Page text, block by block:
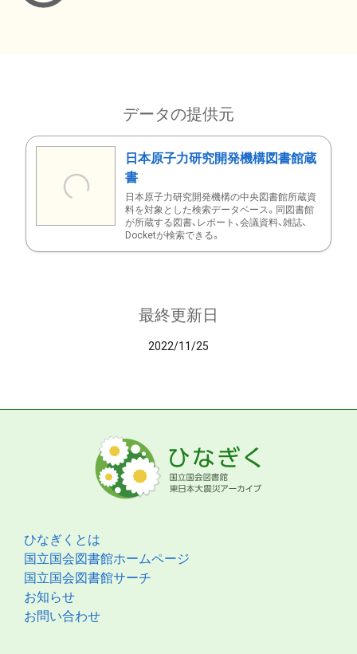
データの提供元
日本原子力研究開発機構図書館蔵
書
日本原子力研究開発機構の中央図書館所蔵資
料を対象とした検索データベース。同図書館
が所蔵する図書、レポート、会議資料、雑誌、
Docketが検索できる。
最終更新日
2022/11/25
ひなぎくとは
国立国会図書館ホームページ
国立国会図書館サーチ
お知らせ
お問い合わせ